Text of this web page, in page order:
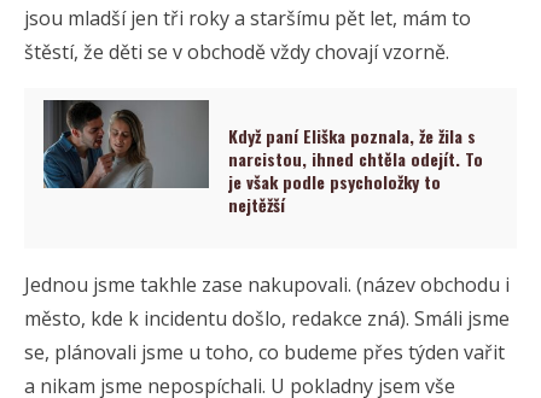
jsou mladší jen tři roky a staršímu pět let, mám to
štěstí, že děti se v obchodě vždy chovají vzorně.
Když paní Eliška poznala, že žila s
narcistou, ihned chtěla odejít. To
je však podle psycholožky to
nejtěžší
Jednou jsme takhle zase nakupovali. (název obchodu i
město, kde k incidentu došlo, redakce zná). Smáli jsme
se, plánovali jsme u toho, co budeme přes týden vařit
a nikam jsme nepospíchali. U pokladny jsem vše